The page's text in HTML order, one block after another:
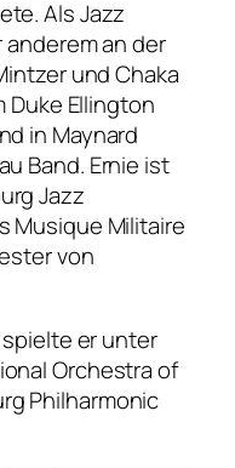
Als Jazz
an der
und Chaka
Duke Ellington
in Maynard
Band. Ernie ist
Jazz
Musique Militaire
von
er unter
Orchestra of
Philharmonic